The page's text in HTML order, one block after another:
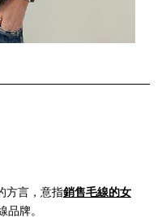
方言，意指銷售毛線的女
品牌。